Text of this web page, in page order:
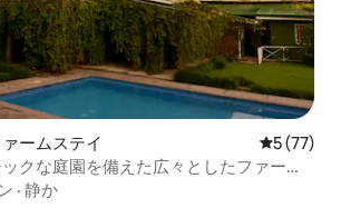
ームステイ レビュー
5 (77)
クな庭園を備えた広々としたファーム
· 静か